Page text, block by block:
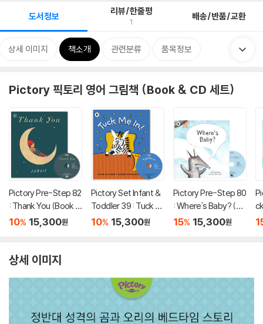
도서정보 리뷰/한줄평
1 배송/반품/교환
상세 이미지 책소개 관련분류 품목정보
Pictory 픽토리 영어 그림책 (Book & CD 세트)
Pictory Pre-Step 82
: Thank You (Book +
CD)
10% 15,300원
Pictory Set Infant &
Toddler 39 : Tuck M
e In! (Book + CD)
10% 15,300원
Pictory Pre-Step 80
: Where's Baby? (Bo
ok + CD)
15% 15,300원
상세 이미지